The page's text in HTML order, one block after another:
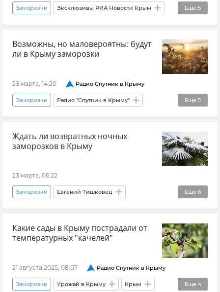
Еще 5
Заморозки Эксклюзивы РИА Новости Крым
Погода в Крыму Татьяна Любецкая
Крымский гидрометцентр Крым
Возможны, но маловероятны: будут
ли в Крыму заморозки
23 марта, 14:20 Радио Спутник в Крыму
Еще 5
Заморозки Радио "Спутник в Крыму"
Погода в Крыму Крымская весна
Евгений Тишковец Центр погоды "ФОБОС"
Новости Крыма
Ждать ли возвратных ночных
заморозков в Крыму
23 марта, 06:22
Еще 6
Заморозки Евгений Тишковец
Центр погоды "ФОБОС" Новости
Погода Погода в Крыму Крым
Какие сады в Крыму пострадали от
температурных "качелей"
21 августа 2025, 08:07 Радио Спутник в Крыму
Еще 4
Заморозки Урожай в Крыму Крым